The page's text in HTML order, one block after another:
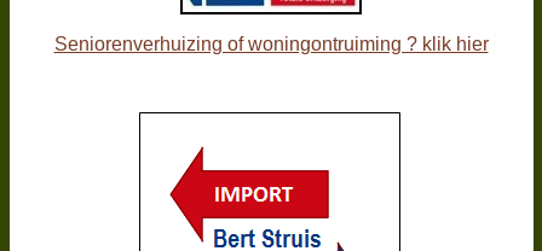
Seniorenverhuizing of woningontruiming ? klik hier